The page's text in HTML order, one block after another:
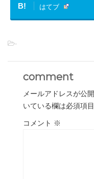
B! はてブ
-
comment
メールアドレスが公
いている欄は必須項
コメント ※